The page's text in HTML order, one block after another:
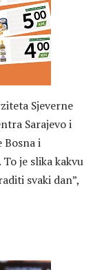
Sjeverne
Sarajevo i
Bosna i
je slika kakvu
svaki dan”,